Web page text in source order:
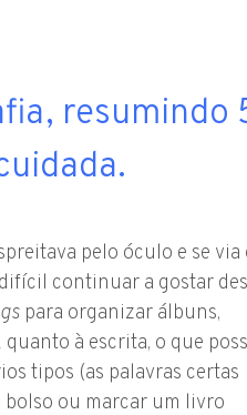
resumindo
pelo óculo e se via
continuar a gostar
para organizar álbuns,
à escrita, o que
tipos (as palavras certas
bolso ou marcar um livro